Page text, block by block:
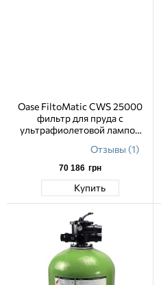
Oase FiltoMatic CWS 25000
фильтр для пруда с
ультрафиолетовой лампой
Отзывы (1)
70 186 грн
Купить